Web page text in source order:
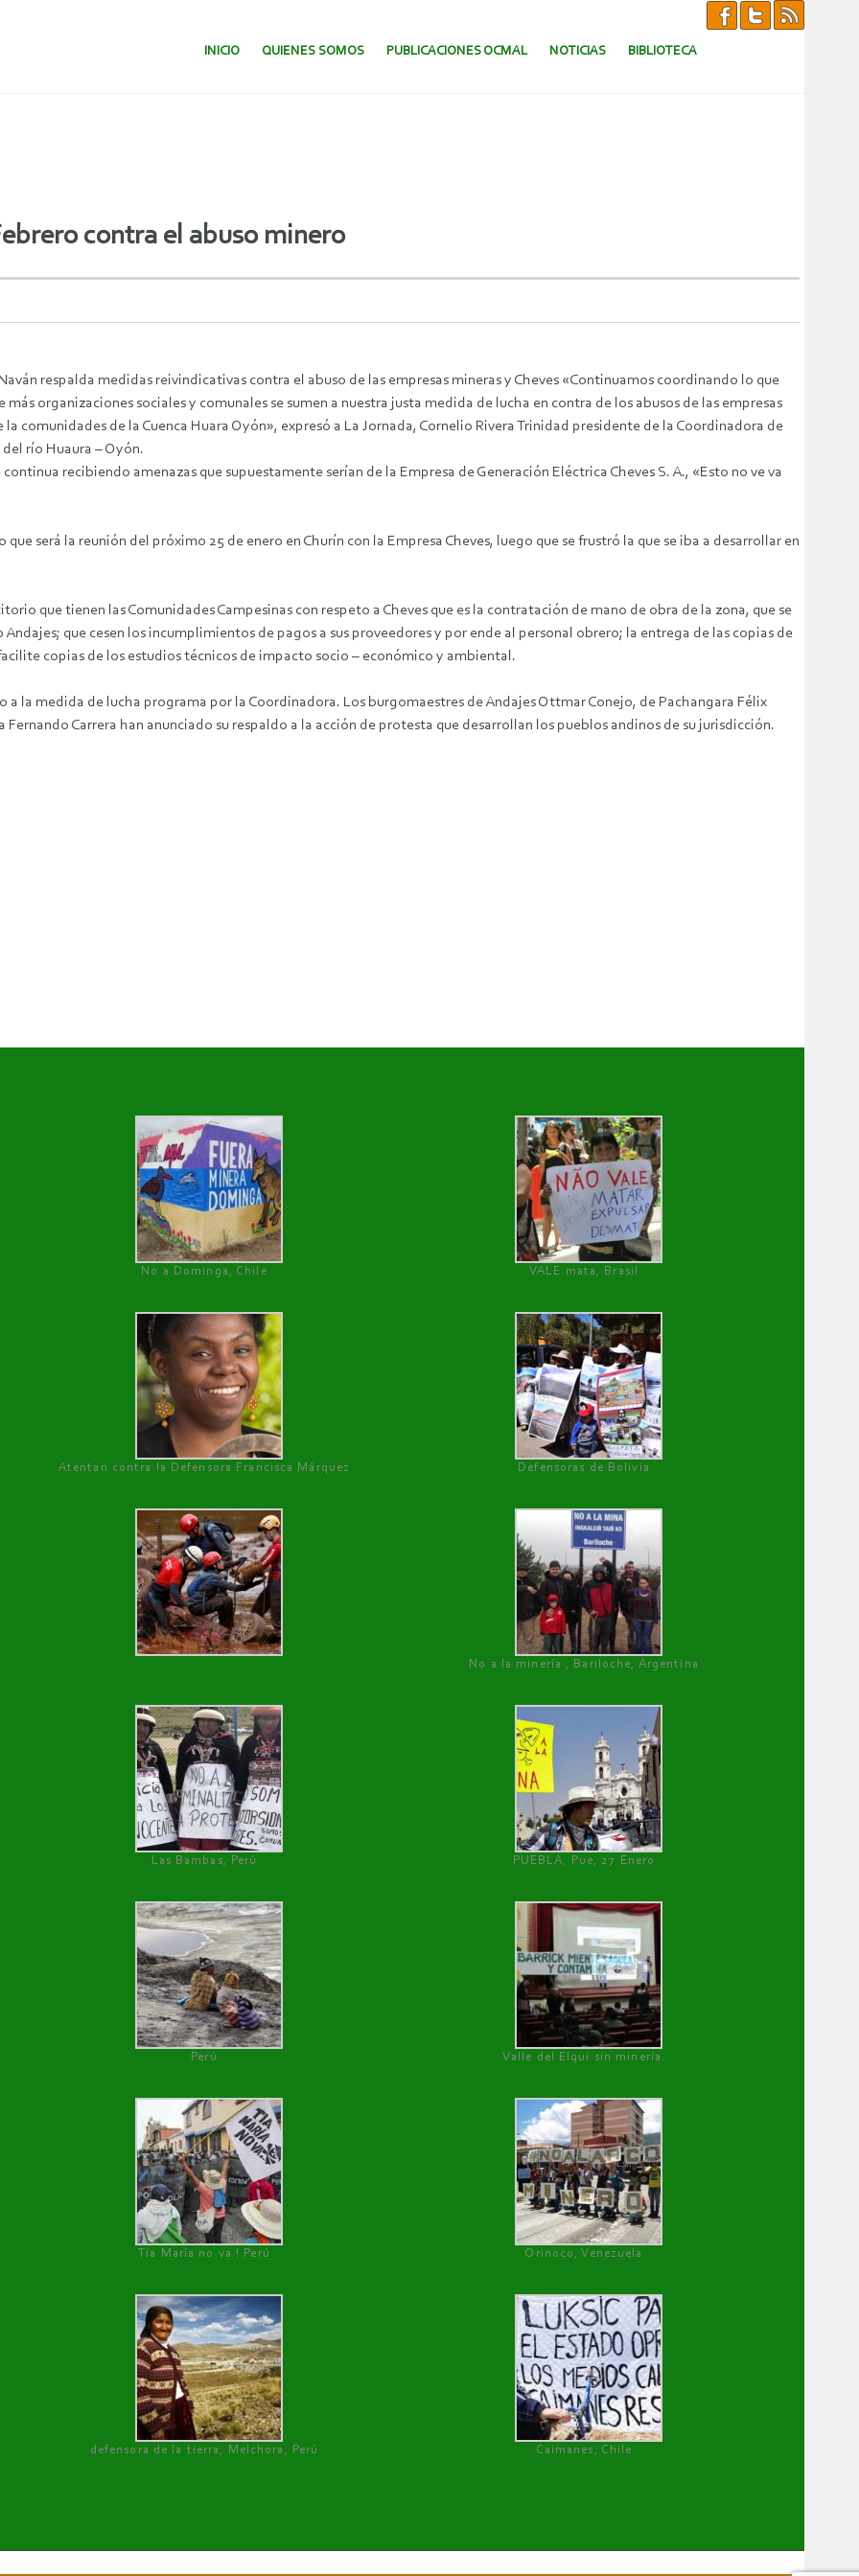
SALTAR AL CONTENIDO.
INICIO QUIENES SOMOS PUBLICACIONES OCMAL NOTICIAS BIBLIOTECA
contra el abuso minero
respalda medidas reivindicativas contra el abuso de las empresas mineras y Cheves «Continuamos coordinando lo que
organizaciones sociales y comunales se sumen a nuestra justa medida de lucha en contra de los abusos de las empresas
comunidades de la Cuenca Huara Oyón», expresó a La Jornada, Cornelio Rivera Trinidad presidente de la Coordinadora de
del río Huaura – Oyón.
recibiendo amenazas que supuestamente serían de la Empresa de Generación Eléctrica Cheves S. A., «Esto no ve va
será la reunión del próximo 25 de enero en Churín con la Empresa Cheves, luego que se frustró la que se iba a desarrollar en
que tienen las Comunidades Campesinas con respeto a Cheves que es la contratación de mano de obra de la zona, que se
que cesen los incumplimientos de pagos a sus proveedores y por ende al personal obrero; la entrega de las copias de
copias de los estudios técnicos de impacto socio – económico y ambiental.
a la medida de lucha programa por la Coordinadora. Los burgomaestres de Andajes Ottmar Conejo, de Pachangara Félix
Fernando Carrera han anunciado su respaldo a la acción de protesta que desarrollan los pueblos andinos de su jurisdicción.
No a Dominga, Chile
VALE mata, Brasil
Atentan contra la Defensora Francisca Márquez Defensoras de Bolivia
No a la minería , Bariloche, Argentina
Las Bambas, Perú PUEBLA, Pue, 27 Enero
Perú Valle del Elqui sin minería.
Tía María no va ! Perú Orinoco, Venezuela
defensora de la tierra, Melchora, Perú Caimanes, Chile